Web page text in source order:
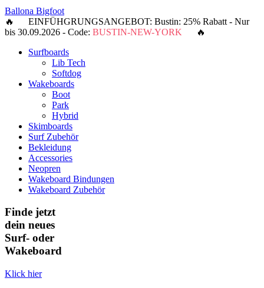
Ballona Bigfoot
🔥 EINFÜHGRUNGSANGEBOT: Bustin: 25% Rabatt - Nur
bis 30.09.2026 - Code: BUSTIN-NEW-YORK 🔥
Surfboards
Lib Tech
Softdog
Wakeboards
Boot
Park
Hybrid
Skimboards
Surf Zubehör
Bekleidung
Accessories
Neopren
Wakeboard Bindungen
Wakeboard Zubehör
Finde jetzt
dein neues
Surf- oder
Wakeboard
Klick hier